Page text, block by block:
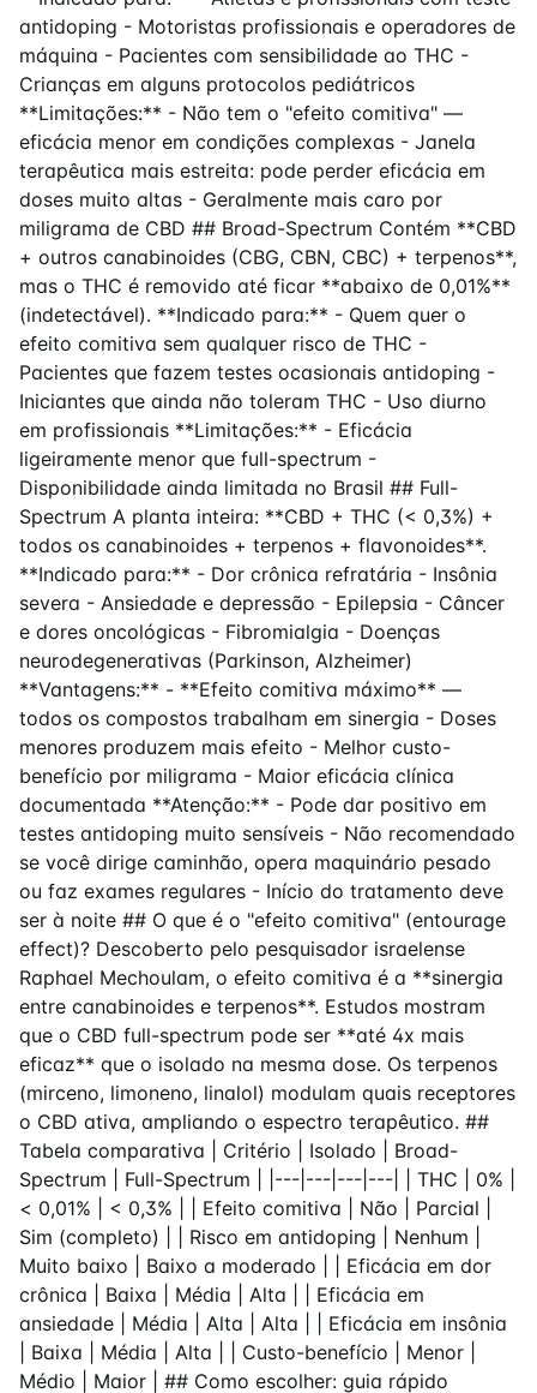
antidoping - Motoristas profissionais e operadores de
máquina - Pacientes com sensibilidade ao THC -
Crianças em alguns protocolos pediátricos
**Limitações:** - Não tem o "efeito comitiva" —
eficácia menor em condições complexas - Janela
terapêutica mais estreita: pode perder eficácia em
doses muito altas - Geralmente mais caro por
miligrama de CBD ## Broad-Spectrum Contém **CBD
+ outros canabinoides (CBG, CBN, CBC) + terpenos**,
mas o THC é removido até ficar **abaixo de 0,01%**
(indetectável). **Indicado para:** - Quem quer o
efeito comitiva sem qualquer risco de THC -
Pacientes que fazem testes ocasionais antidoping -
Iniciantes que ainda não toleram THC - Uso diurno
em profissionais **Limitações:** - Eficácia
ligeiramente menor que full-spectrum -
Disponibilidade ainda limitada no Brasil ## Full-
Spectrum A planta inteira: **CBD + THC (< 0,3%) +
todos os canabinoides + terpenos + flavonoides**.
**Indicado para:** - Dor crônica refratária - Insônia
severa - Ansiedade e depressão - Epilepsia - Câncer
e dores oncológicas - Fibromialgia - Doenças
neurodegenerativas (Parkinson, Alzheimer)
**Vantagens:** - **Efeito comitiva máximo** —
todos os compostos trabalham em sinergia - Doses
menores produzem mais efeito - Melhor custo-
benefício por miligrama - Maior eficácia clínica
documentada **Atenção:** - Pode dar positivo em
testes antidoping muito sensíveis - Não recomendado
se você dirige caminhão, opera maquinário pesado
ou faz exames regulares - Início do tratamento deve
ser à noite ## O que é o "efeito comitiva" (entourage
effect)? Descoberto pelo pesquisador israelense
Raphael Mechoulam, o efeito comitiva é a **sinergia
entre canabinoides e terpenos**. Estudos mostram
que o CBD full-spectrum pode ser **até 4x mais
eficaz** que o isolado na mesma dose. Os terpenos
(mirceno, limoneno, linalol) modulam quais receptores
o CBD ativa, ampliando o espectro terapêutico. ##
Tabela comparativa | Critério | Isolado | Broad-
Spectrum | Full-Spectrum | |---|---|---|---| | THC | 0% |
< 0,01% | < 0,3% | | Efeito comitiva | Não | Parcial |
Sim (completo) | | Risco em antidoping | Nenhum |
Muito baixo | Baixo a moderado | | Eficácia em dor
crônica | Baixa | Média | Alta | | Eficácia em
ansiedade | Média | Alta | Alta | | Eficácia em insônia
| Baixa | Média | Alta | | Custo-benefício | Menor |
Médio | Maior | ## Como escolher: guia rápido